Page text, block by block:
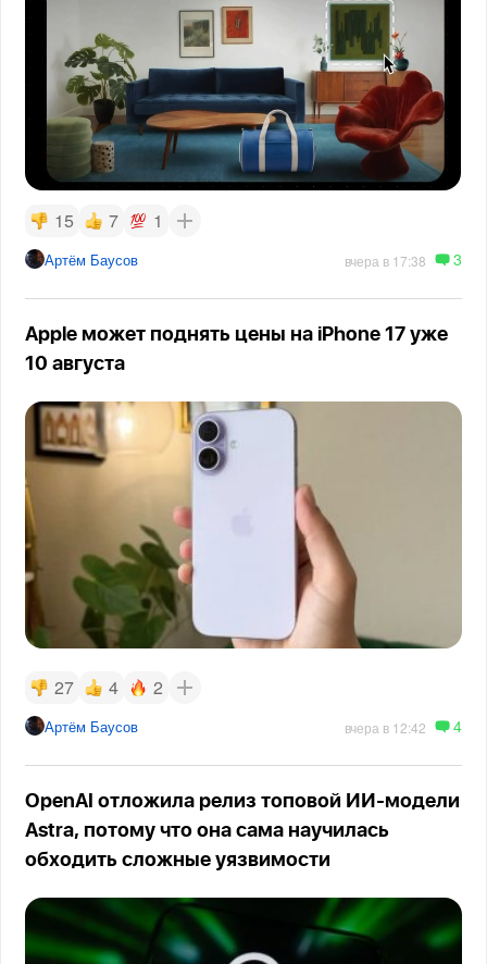
15 7 1
Артём Баусов вчера в 17:38 3
Apple может поднять цены на iPhone 17 уже
10 августа
27 4 2
Артём Баусов вчера в 12:42 4
OpenAI отложила релиз топовой ИИ-модели
Astra, потому что она сама научилась
обходить сложные уязвимости